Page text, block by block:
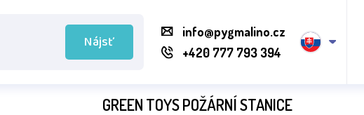
Nájsť
info@pygmalino.cz
+420 777 793 394
GREEN TOYS POŽÁRNÍ STANICE